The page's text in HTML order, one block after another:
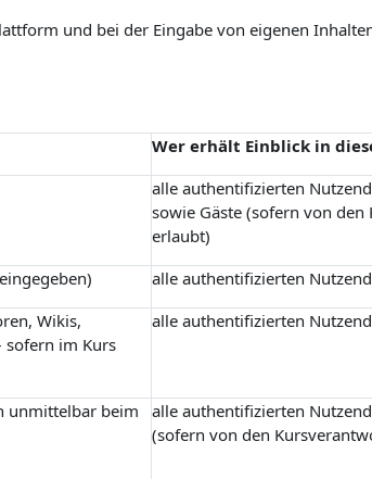
und bei der Eingabe von eigenen
Wer erhält Einblick in
alle authentifizierten
sowie Gäste (sofern von
erlaubt)
alle authentifizierten
Wikis,
sofern im Kurs
alle authentifizierten
unmittelbar beim
alle authentifizierten
(sofern von den